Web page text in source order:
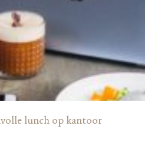
lunch op kantoor